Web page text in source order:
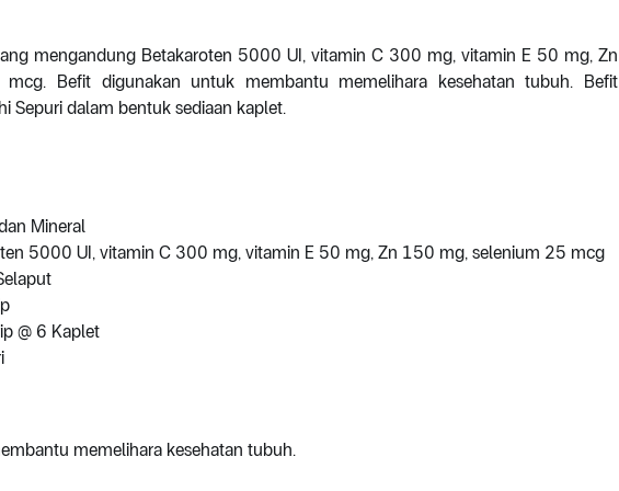
mengandung Betakaroten 5000 UI, vitamin C 300 mg, vitamin E 50 mg, Zn
Befit digunakan untuk membantu memelihara kesehatan tubuh. Befit
Sepuri dalam bentuk sediaan kaplet.
Mineral
5000 UI, vitamin C 300 mg, vitamin E 50 mg, Zn 150 mg, selenium 25 mcg
@ 6 Kaplet
memelihara kesehatan tubuh.